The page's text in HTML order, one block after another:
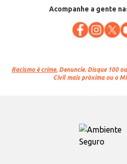
Acompanhe a gente
Racismo é crime. Denuncie. Disque 100
Civil mais próxima ou o